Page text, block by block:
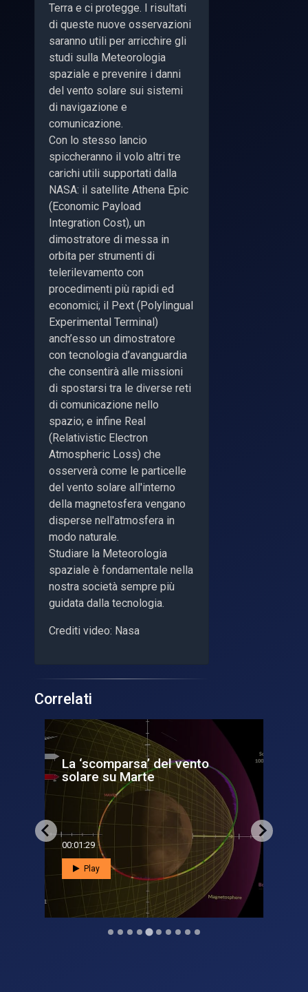
Terra e ci protegge. I risultati
di queste nuove osservazioni
saranno utili per arricchire gli
studi sulla Meteorologia
spaziale e prevenire i danni
del vento solare sui sistemi
di navigazione e
comunicazione.
Con lo stesso lancio
spiccheranno il volo altri tre
carichi utili supportati dalla
NASA: il satellite Athena Epic
(Economic Payload
Integration Cost), un
dimostratore di messa in
orbita per strumenti di
telerilevamento con
procedimenti più rapidi ed
economici; il Pext (Polylingual
Experimental Terminal)
anch’esso un dimostratore
con tecnologia d’avanguardia
che consentirà alle missioni
di spostarsi tra le diverse reti
di comunicazione nello
spazio; e infine Real
(Relativistic Electron
Atmospheric Loss) che
osserverà come le particelle
del vento solare all'interno
della magnetosfera vengano
disperse nell'atmosfera in
modo naturale.
Studiare la Meteorologia
spaziale è fondamentale nella
nostra società sempre più
guidata dalla tecnologia.
Crediti video: Nasa
Correlati
La ‘scomparsa’ del vento
solare su Marte
00:01:29
Play